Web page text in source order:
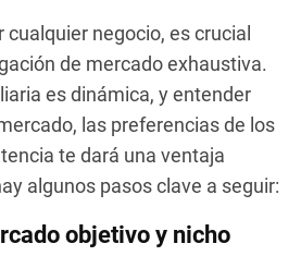
negocio, es crucial
de mercado exhaustiva.
es dinámica, y entender
las preferencias de los
te dará una ventaja
algunos pasos clave a seguir:
objetivo y nicho